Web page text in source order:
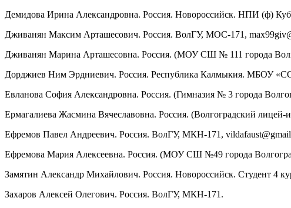
Демидова Ирина Александровна. Россия. Новороссийск. НПИ (ф)
Дживанян Максим Арташесович. Россия. ВолГУ, МОС-171,
Дживанян Марина Арташесовна. Россия. (МОУ СШ № 111 города
Дорджиев Ним Эрдниевич. Россия. Республика Калмыкия. МБОУ
Евланова София Александровна. Россия. (Гимназия № 3 города
Ермагалиева Жасмина Вячеславовна. Россия. (Волгоградский лицей-
Ефремов Павел Андреевич. Россия. ВолГУ, МКН-171,
Ефремова Мария Алексеевна. Россия. (МОУ СШ №49 города
Замятин Александр Михайлович. Россия. Новороссийск. Студент 4
Захаров Алексей Олегович. Россия. ВолГУ, МКН-171.